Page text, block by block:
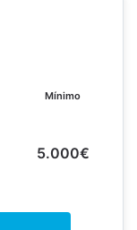
Mínimo
5.000€